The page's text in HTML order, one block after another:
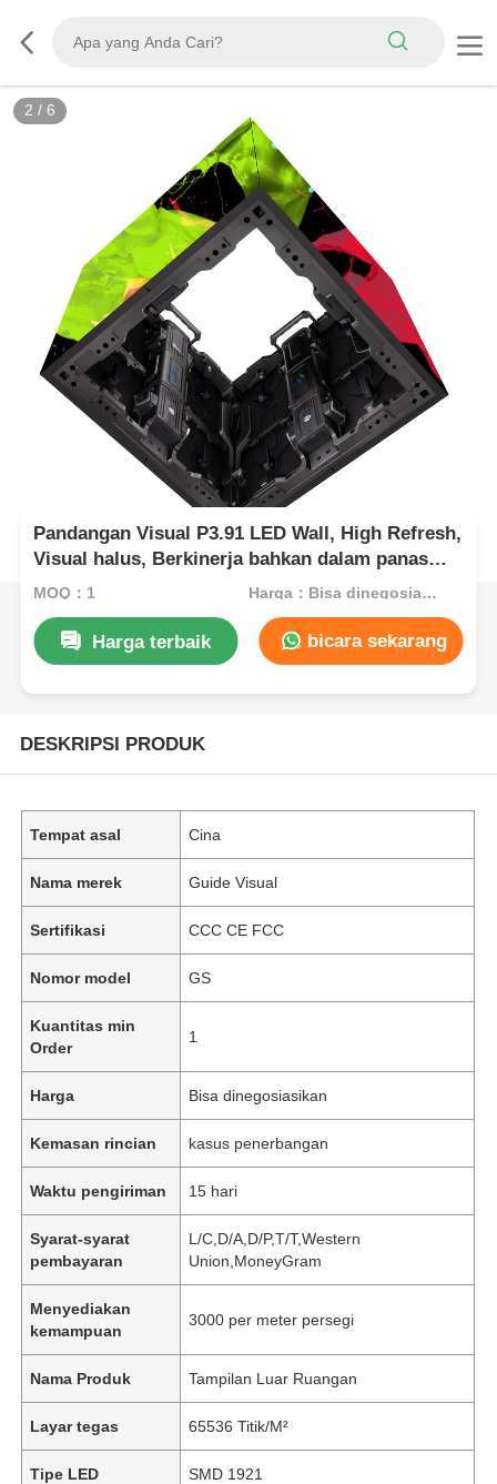
2 / 6
Pandangan Visual P3.91 LED Wall, High Refresh,
Visual halus, Berkinerja bahkan dalam panas
yang ekstrim, siap panggung
MOQ：1 Harga：Bisa dinegosiasikan
Harga terbaik bicara sekarang
DESKRIPSI PRODUK
Tempat asal Cina
Nama merek Guide Visual
Sertifikasi CCC CE FCC
Nomor model GS
Kuantitas min
Order
1
Harga Bisa dinegosiasikan
Kemasan rincian kasus penerbangan
Waktu pengiriman 15 hari
Syarat-syarat
pembayaran
L/C,D/A,D/P,T/T,Western
Union,MoneyGram
Menyediakan
kemampuan
3000 per meter persegi
Nama Produk Tampilan Luar Ruangan
Layar tegas 65536 Titik/M²
Tipe LED SMD 1921